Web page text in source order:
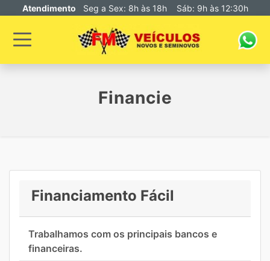
Atendimento Seg a Sex: 8h às 18h Sáb: 9h às 12:30h
Financie
Financiamento Fácil
Trabalhamos com os principais bancos e
financeiras.